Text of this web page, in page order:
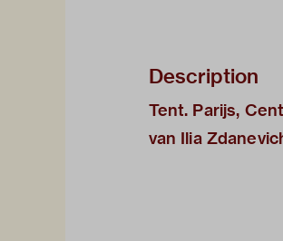
Description
Tent. Parijs,
van Ilia